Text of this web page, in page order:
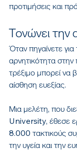
προτιμήσεις και
Τονώνει την
Όταν πηγαίνετε
αρνητικότητα στην
τρέξιμο μπορεί να
αίσθηση ευεξίας.
Μια μελέτη, που
University, έθεσε
8.000 τακτικούς
την υγεία και την